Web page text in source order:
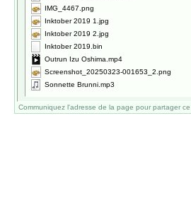
IMG_4467.png
Inktober 2019 1.jpg
Inktober 2019 2.jpg
Inktober 2019.bin
Outrun Izu Oshima.mp4
Screenshot_20250323-001653_2.png
Sonnette Brunni.mp3
Communiquez l'adresse de la page pour partager